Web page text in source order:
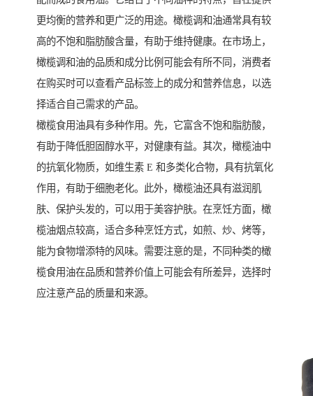
更均衡的营养和更广泛的用途。橄榄调和油通常具有较
高的不饱和脂肪酸含量，有助于维持健康。在市场上，
橄榄调和油的品质和成分比例可能会有所不同，消费者
在购买时可以查看产品标签上的成分和营养信息，以选
择适合自己需求的产品。
橄榄食用油具有多种作用。先，它富含不饱和脂肪酸，
有助于降低胆固醇水平，对健康有益。其次，橄榄油中
的抗氧化物质，如维生素 E 和多类化合物，具有抗氧化
作用，有助于细胞老化。此外，橄榄油还具有滋润肌
肤、保护头发的，可以用于美容护肤。在烹饪方面，橄
榄油烟点较高，适合多种烹饪方式，如煎、炒、烤等，
能为食物增添特的风味。需要注意的是，不同种类的橄
榄食用油在品质和营养价值上可能会有所差异，选择时
应注意产品的质量和来源。